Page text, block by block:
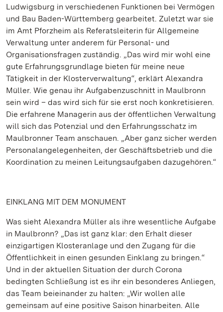
Ludwigsburg in verschiedenen Funktionen bei Vermögen
und Bau Baden-Württemberg gearbeitet. Zuletzt war sie
im Amt Pforzheim als Referatsleiterin für Allgemeine
Verwaltung unter anderem für Personal- und
Organisationsfragen zuständig. „Das wird mir wohl eine
gute Erfahrungsgrundlage bieten für meine neue
Tätigkeit in der Klosterverwaltung“, erklärt Alexandra
Müller. Wie genau ihr Aufgabenzuschnitt in Maulbronn
sein wird – das wird sich für sie erst noch konkretisieren.
Die erfahrene Managerin aus der öffentlichen Verwaltung
will sich das Potenzial und den Erfahrungsschatz im
Maulbronner Team anschauen. „Aber ganz sicher werden
Personalangelegenheiten, der Geschäftsbetrieb und die
Koordination zu meinen Leitungsaufgaben dazugehören.“
EINKLANG MIT DEM MONUMENT
Was sieht Alexandra Müller als ihre wesentliche Aufgabe
in Maulbronn? „Das ist ganz klar: den Erhalt dieser
einzigartigen Klosteranlage und den Zugang für die
Öffentlichkeit in einen gesunden Einklang zu bringen.“
Und in der aktuellen Situation der durch Corona
bedingten Schließung ist es ihr ein besonderes Anliegen,
das Team beieinander zu halten: „Wir wollen alle
gemeinsam auf eine positive Saison hinarbeiten. Alle